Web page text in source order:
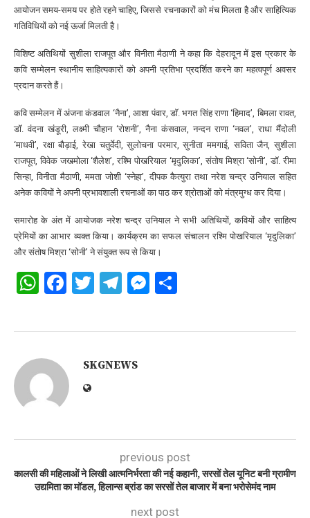
आयोजन समय-समय पर होते रहने चाहिए, जिससे रचनाकारों को मंच मिलता है और साहित्यिक
गतिविधियों को नई ऊर्जा मिलती है।
विशिष्ट अतिथियों सुशीला राजपूत और विनीता मैठाणी ने कहा कि देहरादून में इस प्रकार के
कवि सम्मेलन स्थानीय साहित्यकारों को अपनी प्रतिभा प्रदर्शित करने का महत्वपूर्ण अवसर
प्रदान करते हैं।
कवि सम्मेलन में अंजना कंडवाल ‘नैना’, आशा पंवार, डॉ. भगत सिंह राणा ‘हिमाद’, बिमला रावत,
डॉ. वंदना खंडूरी, लक्ष्मी चौहान ‘रोशनी’, नैना कंसवाल, नन्दन राणा ‘नवल’, राधा मैंदोली
‘माधवी’, रक्षा बौड़ाई, रेखा चतुर्वेदी, सुलोचना परमार, सुनीता ममगाई, सविता जैन, सुशीला
राजपूत, विवेक जखमोला ‘शैलेश’, रश्मि पोखरियाल ‘मृदुलिका’, संतोष मिश्रा ‘सोनी’, डॉ. रीमा
सिन्हा, विनीता मैठाणी, ममता जोशी ‘स्नेहा’, दीपक कैत्युरा तथा नरेश चन्द्र उनियाल सहित
अनेक कवियों ने अपनी प्रभावशाली रचनाओं का पाठ कर श्रोताओं को मंत्रमुग्ध कर दिया।
समारोह के अंत में आयोजक नरेश चन्द्र उनियाल ने सभी अतिथियों, कवियों और साहित्य
प्रेमियों का आभार व्यक्त किया। कार्यक्रम का सफल संचालन रश्मि पोखरियाल ‘मृदुलिका’
और संतोष मिश्रा ‘सोनी’ ने संयुक्त रूप से किया।
WhatsApp
Facebook
Twitter
Telegram
Messenger
SKGNEWS
previous post
कालसी की महिलाओं ने लिखी आत्मनिर्भरता की नई कहानी, सरसों तेल यूनिट बनी ग्रामीण
उद्यमिता का मॉडल, हिलान्स ब्रांड का सरसों तेल बाजार में बना भरोसेमंद नाम
next post